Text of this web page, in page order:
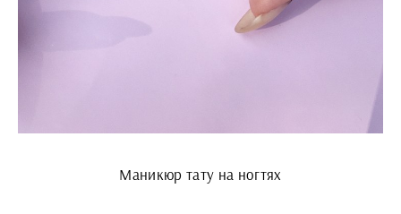
Маникюр тату на ногтях